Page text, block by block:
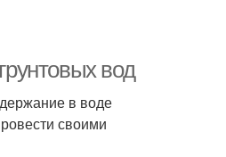
вод
в воде
своими